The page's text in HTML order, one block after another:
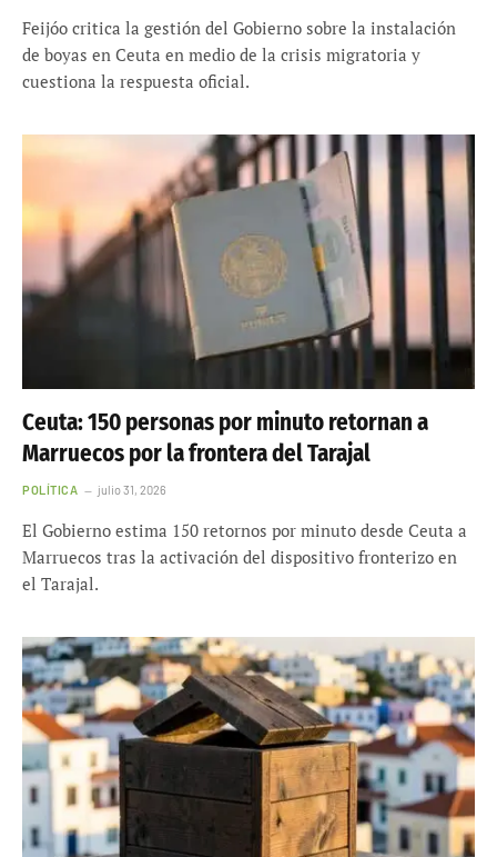
Feijóo critica la gestión del Gobierno sobre la instalación
de boyas en Ceuta en medio de la crisis migratoria y
cuestiona la respuesta oficial.
Ceuta: 150 personas por minuto retornan a
Marruecos por la frontera del Tarajal
POLÍTICA julio 31, 2026
El Gobierno estima 150 retornos por minuto desde Ceuta a
Marruecos tras la activación del dispositivo fronterizo en
el Tarajal.